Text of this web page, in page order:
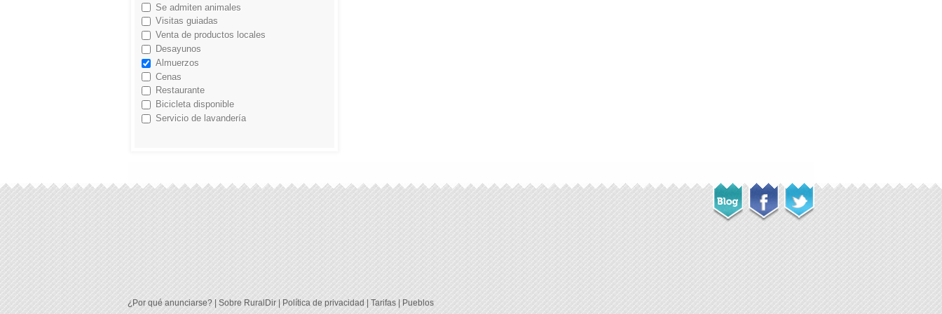
Se admiten animales
Visitas guiadas
Venta de productos locales
Desayunos
Almuerzos
Cenas
Restaurante
Bicicleta disponible
Servicio de lavandería
¿Por qué anunciarse?| Sobre RuralDir | Política de privacidad|Tarifas | Pueblos